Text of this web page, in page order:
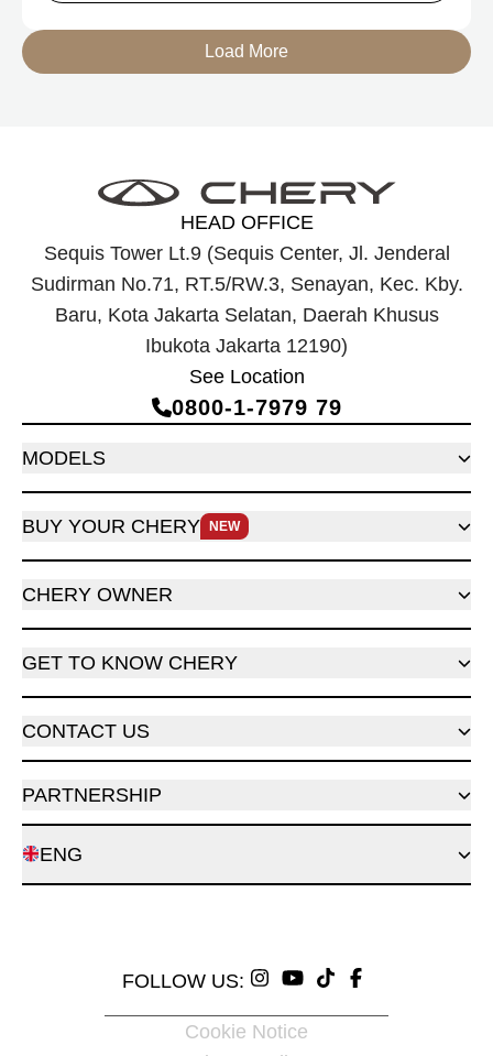
berteknologi Range-Extended Electric Vehicle (REEV) yang
dirancang untuk mendukung perjalanan jarak jauh.
Load More
HEAD OFFICE
Sequis Tower Lt.9 (Sequis Center, Jl. Jenderal
Sudirman No.71, RT.5/RW.3, Senayan, Kec. Kby.
Baru, Kota Jakarta Selatan, Daerah Khusus
Ibukota Jakarta 12190)
See Location
0800‑1‑7979 79
MODELS
BUY YOUR CHERY NEW
CHERY OWNER
GET TO KNOW CHERY
CONTACT US
PARTNERSHIP
ENG
FOLLOW US:
Cookie Notice